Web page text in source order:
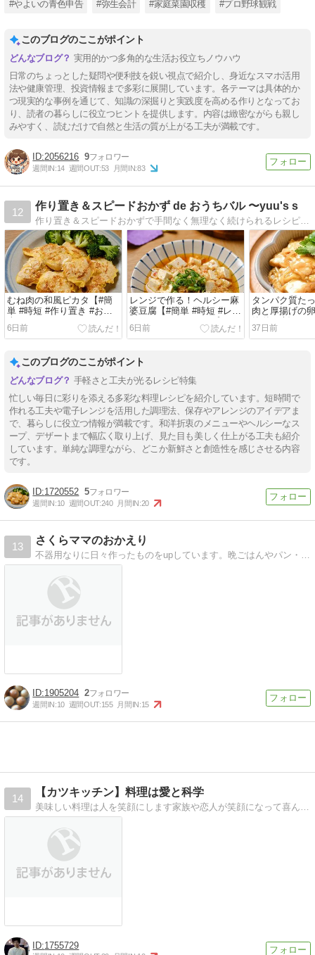
#やよいの青色申告 #弥生会計 #家庭菜園収穫 #プロ野球観戦
このブログのここがポイント
実用的かつ多角的な生活お役立ちノウハウ
日常のちょっとした疑問や便利技を鋭い視点で紹介し、身近なスマホ活用
法や健康管理、投資情報まで多彩に展開しています。各テーマは具体的か
つ現実的な事例を通じて、知識の深掘りと実践度を高める作りとなってお
り、読者の暮らしに役立つヒントを提供します。内容は緻密ながらも親し
みやすく、読むだけで自然と生活の質が上がる工夫が満載です。
2056216 9
週間IN:14 週間OUT:53 月間IN:83
12
作り置き＆スピードおかず de おうちバル 〜yuu's s
作り置き＆スピードおかずで手間なく無理なく続けられるレシピをご紹介しています。おうちにあるものでちょっとオシャレなバル風に！
むね肉の和風ピカタ【#簡
単 #時短 #作り置き #お弁
当 #ヘルシー #クレハタイ
アップ #PR】
6日前
レンジで作る！ヘルシー麻
婆豆腐【#簡単 #時短 #レン
ジ #クレハタイアップ
#PR】
6日前
タンパク質た
肉と厚揚げの
簡単 #時短 #
ハタイアップ
37日前
このブログのここがポイント
手軽さと工夫が光るレシピ特集
忙しい毎日に彩りを添える多彩な料理レシピを紹介しています。短時間で
作れる工夫や電子レンジを活用した調理法、保存やアレンジのアイデアま
で、暮らしに役立つ情報が満載です。和洋折衷のメニューやヘルシーなス
ープ、デザートまで幅広く取り上げ、見た目も美しく仕上がる工夫も紹介
しています。単純な調理ながら、どこか新鮮さと創造性を感じさせる内容
です。
1720552 5
週間IN:10 週間OUT:240 月間IN:20
13
さくらママのおかえり
不器用なりに日々作ったものをupしています。晩ごはんやパン・スイーツなど＾＾
1905204 2
週間IN:10 週間OUT:155 月間IN:15
14
【カツキッチン】料理は愛と科学
美味しい料理は人を笑顔にします家族や恋人が笑顔になって喜んでくれるそんな料理を作って欲しく思います。
1755729